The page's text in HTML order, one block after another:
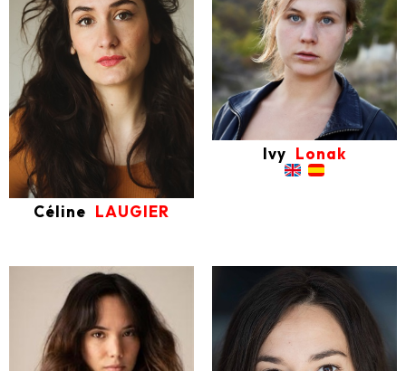
Céline LAUGIER
Ivy Lonak